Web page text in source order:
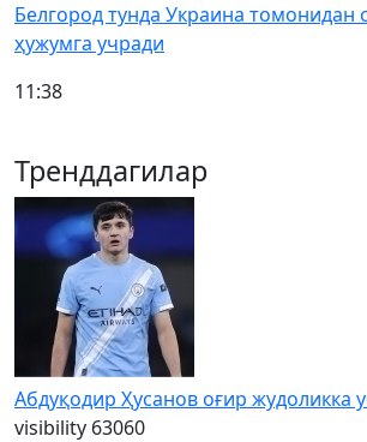
Белгород тунда Украина томонидан
ҳужумга учради
11:38
Тренддагилар
Абдуқодир Ҳусанов оғир жудоликка
visibility 63060